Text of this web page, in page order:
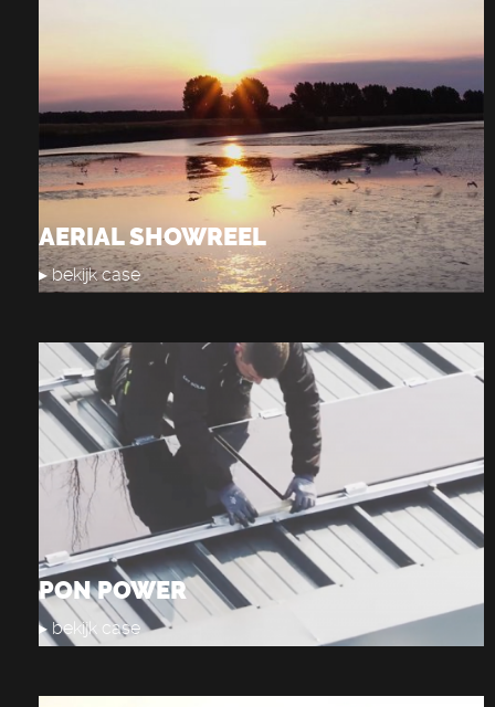
AERIAL SHOWREEL
▸ bekijk case
PON POWER
▸ bekijk case